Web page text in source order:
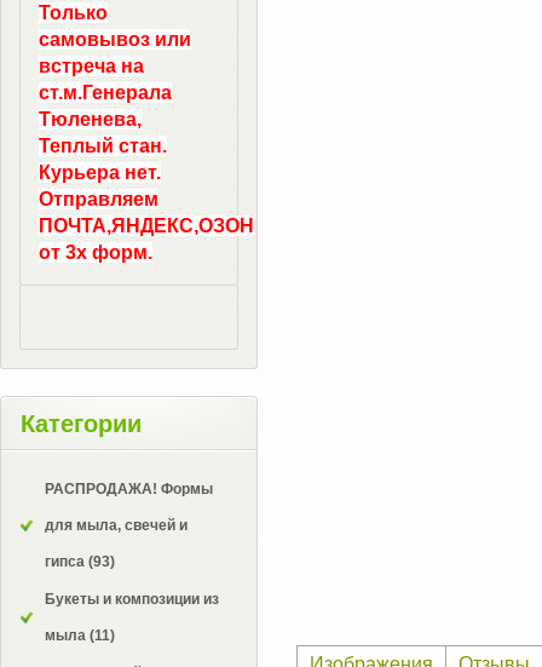
Только
самовывоз или
встреча на
ст.м.Генерала
Тюленева,
Теплый стан.
Курьера нет.
Отправляем
ПОЧТА,ЯНДЕКС,ОЗОН
от 3х форм.
Категории
РАСПРОДАЖА! Формы
для мыла, свечей и
гипса (93)
Букеты и композиции из
мыла (11)